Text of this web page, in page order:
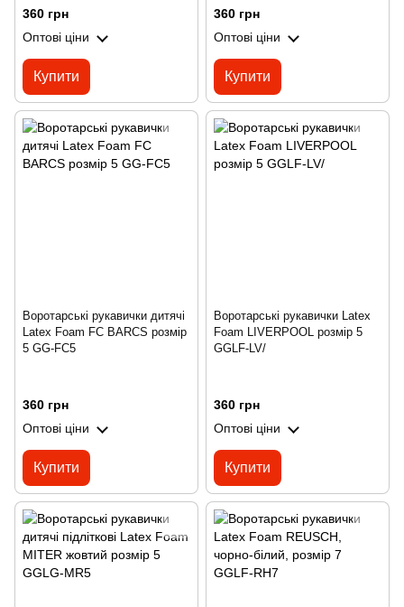
360 грн
Оптові ціни
Купити
360 грн
Оптові ціни
Купити
Воротарські рукавички дитячі
Latex Foam FC BARCS розмір
5 GG-FC5
360 грн
Оптові ціни
Купити
Воротарські рукавички Latex
Foam LIVERPOOL розмір 5
GGLF-LV/
360 грн
Оптові ціни
Купити